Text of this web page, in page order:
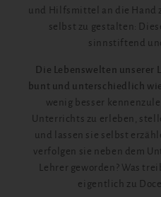
und Hilfsmittel an die Hand
selbst zu gestalten:
sinnstiftend
Die Lebenswelten unserer
bunt und unterschiedlich
wenig besser
Unterrichts zu erleben,
und lassen sie selbst
verfolgen sie neben dem
Lehrer geworden? Was
eigentlich zu